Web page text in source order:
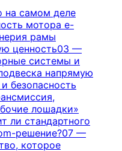
на самом деле
мотора e-
рамы
ценность03 —
системы и
напрямую
безопасность
лошадки»
ли стандартного
решение?07 —
которое